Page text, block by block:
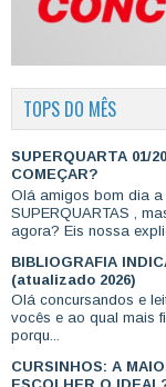
TOPS DO MÊS
SUPERQUARTA 01/
COMEÇAR?
Olá amigos bom dia
SUPERQUARTAS ,
agora? Eis nossa
BIBLIOGRAFIA
(atualizado 2026)
Olá concursandos e
vocês e ao qual mais
porqu...
CURSINHOS: A